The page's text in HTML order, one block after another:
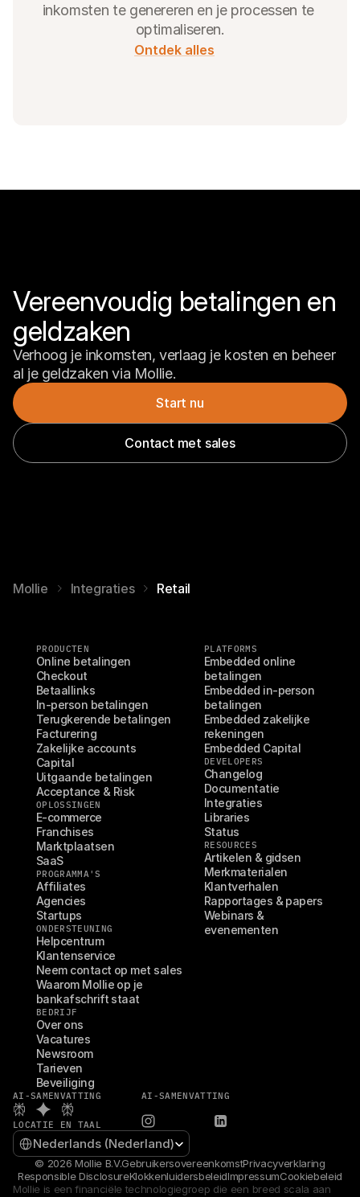
inkomsten te genereren en je processen te
optimaliseren.
Ontdek alles
Vereenvoudig betalingen en
geldzaken
Verhoog je inkomsten, verlaag je kosten en beheer
al je geldzaken via Mollie.
Start nu
Contact met sales
Mollie Integraties Retail
PRODUCTEN
Online betalingen
Checkout
Betaallinks
In-person betalingen
Terugkerende betalingen
Facturering
Zakelijke accounts
Capital
Uitgaande betalingen
Acceptance & Risk
OPLOSSINGEN
E-commerce
Franchises
Marktplaatsen
SaaS
PROGRAMMA'S
Affiliates
Agencies
Startups
ONDERSTEUNING
Helpcentrum
Klantenservice
Neem contact op met sales
Waarom Mollie op je
bankafschrift staat
BEDRIJF
Over ons
Vacatures
Newsroom
Tarieven
Beveiliging
PLATFORMS
Embedded online
betalingen
Embedded in-person
betalingen
Embedded zakelijke
rekeningen
Embedded Capital
DEVELOPERS
Changelog
Documentatie
Integraties
Libraries
Status
RESOURCES
Artikelen & gidsen
Merkmaterialen
Klantverhalen
Rapportages & papers
Webinars &
evenementen
AI-SAMENVATTING AI-SAMENVATTING
LOCATIE EN TAAL
Select Language
Nederlands (Nederland)
© 2026 Mollie B.V.GebruikersovereenkomstPrivacyverklaring
Responsible DisclosureKlokkenluidersbeleidImpressumCookiebeleid
Mollie is een financiële technologiegroep die een breed scala aan